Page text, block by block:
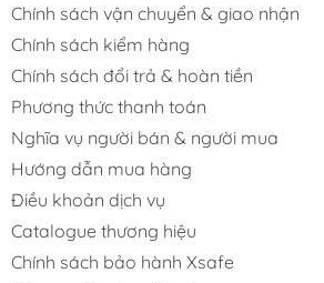
Chính sách vận chuyển & giao nhận
Chính sách kiểm hàng
Chính sách đổi trả & hoàn tiền
Phương thức thanh toán
Nghĩa vụ người bán & người mua
Hướng dẫn mua hàng
Điều khoản dịch vụ
Catalogue thương hiệu
Chính sách bảo hành Xsafe